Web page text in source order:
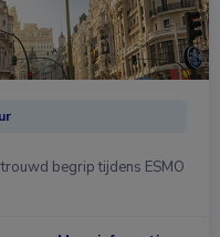
begrip tijdens ESMO